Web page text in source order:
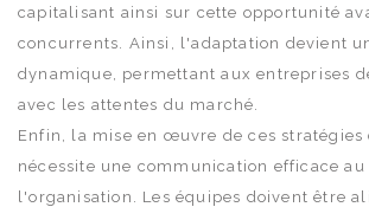
capitalisant ainsi sur cette opportunité
concurrents. Ainsi, l'adaptation devient
dynamique, permettant aux entreprises
avec les attentes du marché.
Enfin, la mise en œuvre de ces stratégies
nécessite une communication efficace au
l'organisation. Les équipes doivent être